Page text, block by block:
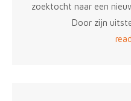
zoektocht naar een
Door zijn